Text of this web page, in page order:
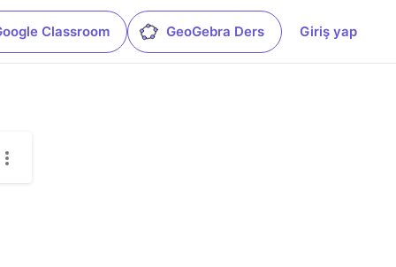
Classroom GeoGebra Ders Giriş yap